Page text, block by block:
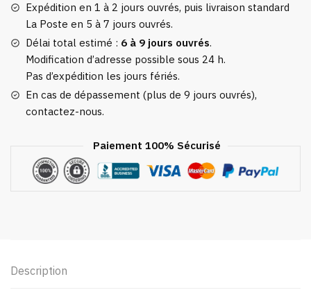
Expédition en 1 à 2 jours ouvrés, puis livraison standard
La Poste en 5 à 7 jours ouvrés.
Délai total estimé : 6 à 9 jours ouvrés.
Modification d’adresse possible sous 24 h.
Pas d’expédition les jours fériés.
En cas de dépassement (plus de 9 jours ouvrés),
contactez-nous.
Paiement 100% Sécurisé
Description